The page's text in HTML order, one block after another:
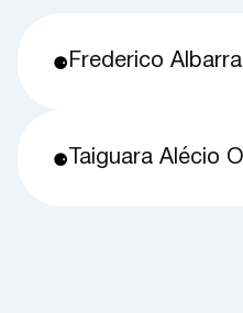
⚈ Frederico
⚈ Taiguara Alécio